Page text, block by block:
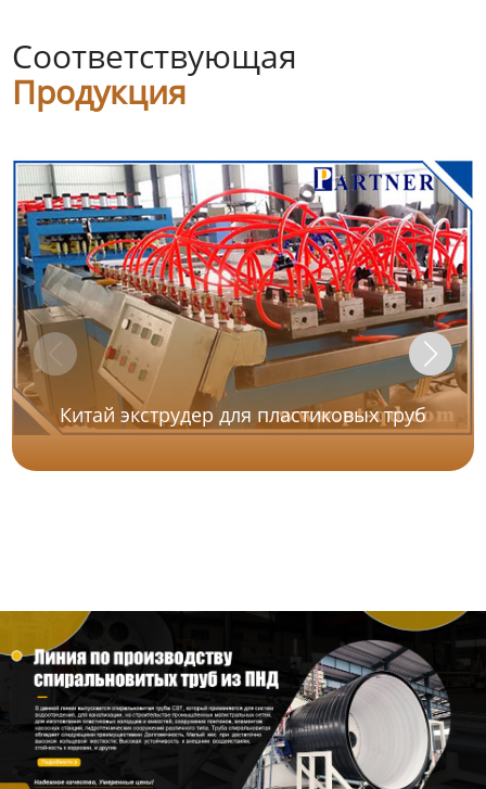
Новости
О нас
Контакты
Продукция
Соответствующая
Продукция
Китай экструдер для пластиковых труб